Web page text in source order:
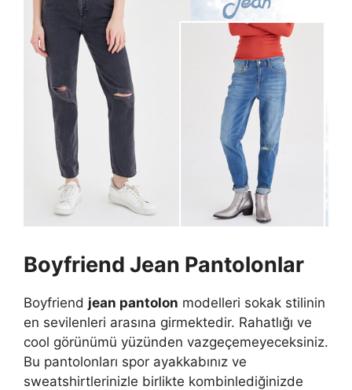
Boyfriend Jean Pantolonlar
Boyfriend jean pantolon modelleri sokak stilinin
en sevilenleri arasına girmektedir. Rahatlığı ve
cool görünümü yüzünden vazgeçemeyeceksiniz.
Bu pantolonları spor ayakkabınız ve
sweatshirtlerinizle birlikte kombinlediğinizde